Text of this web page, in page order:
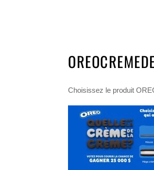
Choisissez le produit